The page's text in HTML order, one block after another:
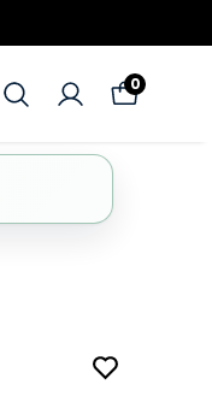
0